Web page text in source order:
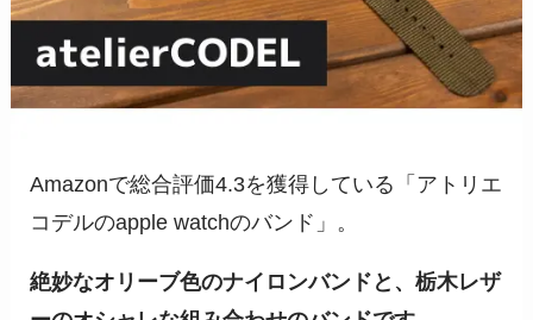
Amazonで総合評価4.3を獲得している「アトリエ
コデルのapple watchのバンド」。
絶妙なオリーブ色のナイロンバンドと、栃木レザ